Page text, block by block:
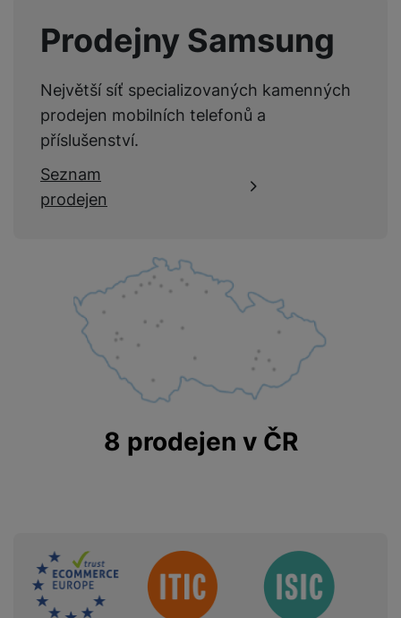
Prodejny Samsung
Největší síť specializovaných kamenných
prodejen mobilních telefonů a
příslušenství.
Seznam
prodejen
8 prodejen v ČR
Sdružení